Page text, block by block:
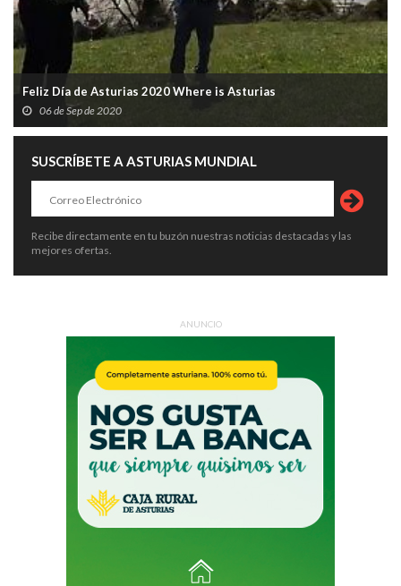
Feliz Día de Asturias 2020 Where is Asturias
06 de Sep de 2020
SUSCRÍBETE A ASTURIAS MUNDIAL
Recibe directamente en tu buzón nuestras noticias destacadas y las
mejores ofertas.
ANUNCIO